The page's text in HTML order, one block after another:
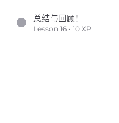
总结与回顾！
Lesson 16 • 10 XP